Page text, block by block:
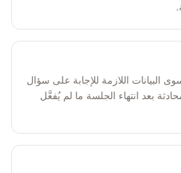
البيانات اللازمة للإجابة على سؤال
بعد انتهاء الجلسة ما لم يُفعَّل